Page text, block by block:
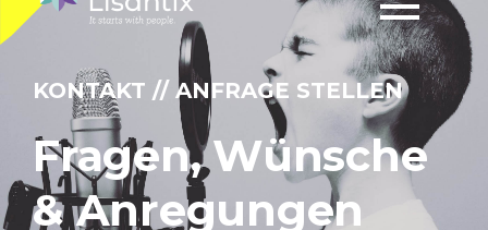
KONTAKT // ANFRAGE STELLEN
Fragen, Wünsche
& Anregungen